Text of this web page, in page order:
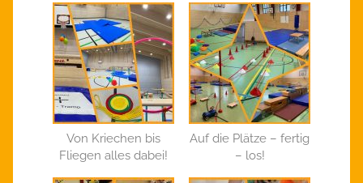
Von Kriechen bis
Fliegen alles dabei!
Auf die Plätze – fertig
– los!